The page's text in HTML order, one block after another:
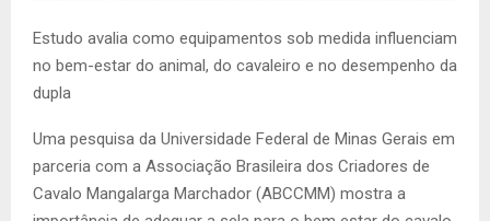
Estudo avalia como equipamentos sob medida influenciam
no bem-estar do animal, do cavaleiro e no desempenho da
dupla
Uma pesquisa da Universidade Federal de Minas Gerais em
parceria com a Associação Brasileira dos Criadores de
Cavalo Mangalarga Marchador (ABCCMM) mostra a